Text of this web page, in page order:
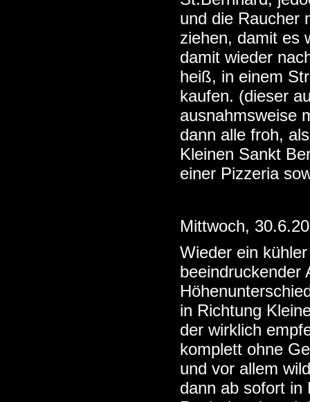
und die Raucher
ziehen, damit es
damit wieder
heiß, in einem
kaufen. (dieser
ausnahmsweise
dann alle froh,
Kleinen Sankt
einer Pizzeria
Mittwoch,
Wieder ein
beeindruckender
in Richtung
der wirklich
komplett ohne
und vor allem
dann ab sofort